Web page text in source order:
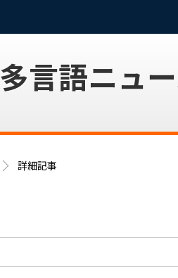
多言語ニュ
詳細記事